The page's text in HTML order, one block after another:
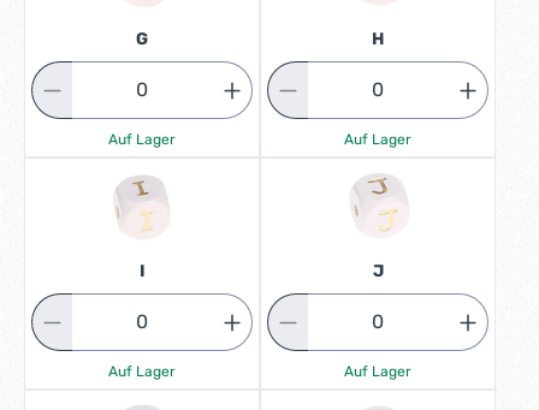
G
Auf Lager
H
Auf Lager
I
Auf Lager
J
Auf Lager